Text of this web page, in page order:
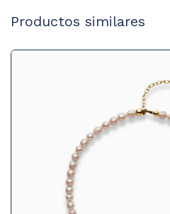
Productos similares